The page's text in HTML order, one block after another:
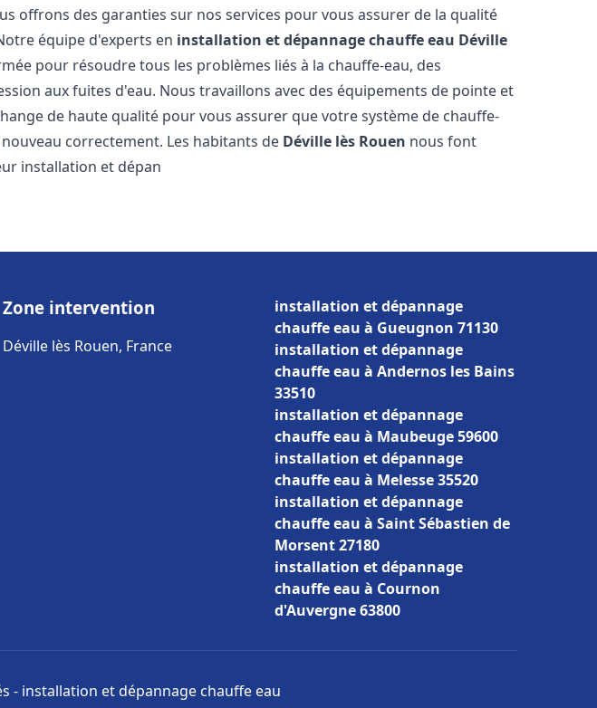
offrons des garanties sur nos services pour vous assurer de la qualité
équipe d'experts en installation et dépannage chauffe eau Déville
pour résoudre tous les problèmes liés à la chauffe-eau, des
aux fuites d'eau. Nous travaillons avec des équipements de pointe et
de haute qualité pour vous assurer que votre système de chauffe-
correctement. Les habitants de Déville lès Rouen nous font
installation et dépan
Zone intervention
Déville lès Rouen, France
installation et dépannage
chauffe eau à Gueugnon 71130
installation et dépannage
chauffe eau à Andernos les Bains
33510
installation et dépannage
chauffe eau à Maubeuge 59600
installation et dépannage
chauffe eau à Melesse 35520
installation et dépannage
chauffe eau à Saint Sébastien de
Morsent 27180
installation et dépannage
chauffe eau à Cournon
d'Auvergne 63800
- installation et dépannage chauffe eau